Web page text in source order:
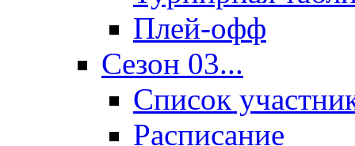
Плей-офф
Сезон 03...
Список
Расписание